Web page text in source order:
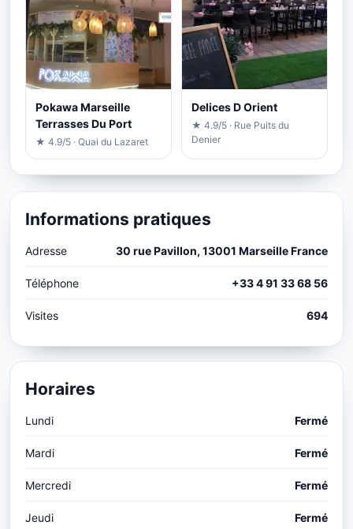
Pokawa Marseille
Terrasses Du Port
★ 4.9/5 · Quai du Lazaret
Delices D Orient
★ 4.9/5 · Rue Puits du
Denier
Informations pratiques
Adresse 30 rue Pavillon, 13001 Marseille France
Téléphone +33 4 91 33 68 56
Visites 694
Horaires
Lundi Fermé
Mardi Fermé
Mercredi Fermé
Jeudi Fermé